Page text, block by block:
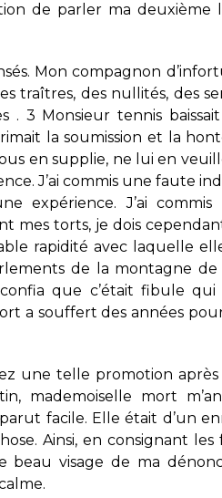
de parler ma deuxième
Mon compagnon
traîtres, des nullités, des
. 3 Monsieur tennis
la soumission et la
en supplie, ne lui en
J’ai commis une faute
expérience. J’ai
mes torts, je dois
rapidité avec laquelle
de la montagne
que c’était fibule qui
a souffert des années
une telle promotion après
mademoiselle mort
facile. Elle était d’un
Ainsi, en consignant les
visage de ma